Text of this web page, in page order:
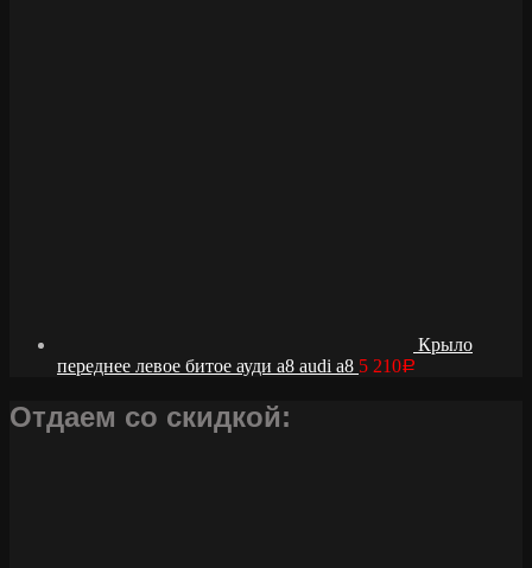
Крыло
переднее левое битое ауди а8 audi a8 5 210Р
Отдаем со скидкой: